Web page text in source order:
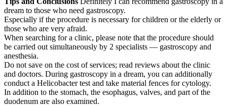
dream to those who need gastroscopy.
Especially if the procedure is necessary for children or the elderly or
those who are very afraid.
When searching for a clinic, please note that the procedure should
be carried out simultaneously by 2 specialists — gastroscopy and
anesthesia.
Do not save on the cost of services; read reviews about the clinic
and doctors. During gastroscopy in a dream, you can additionally
conduct a Helicobacter test and take material fences for cytology.
In addition to the stomach, the esophagus, valves, and part of the
duodenum are also examined.